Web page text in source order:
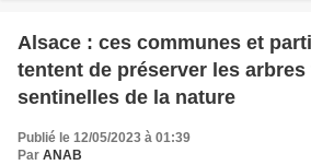
Alsace : ces communes et
tentent de préserver les arbres
sentinelles de la nature
Publié le 12/05/2023 à 01:39
Par ANAB